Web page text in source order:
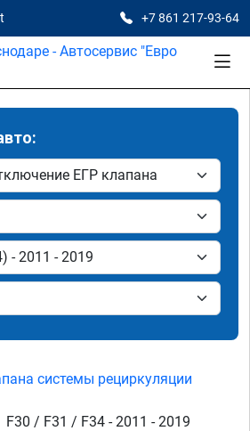
+7 861 217-93-64
системы рециркуляции
F30 / F31 / F34 - 2011 - 2019